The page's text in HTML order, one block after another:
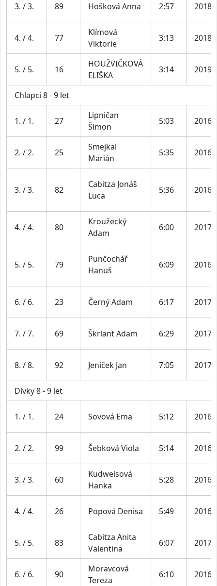
3. / 3. 89 Hošková Anna 2:57 2018
4. / 4. 77
Klímová
Viktorie
3:13 2018
5. / 5. 16
HOUŽVIČKOVÁ
ELIŠKA
3:14 2019
Chlapci 8 - 9 let
1. / 1. 27
Lipničan
Šimon
5:03 2016
2. / 2. 25
Smejkal
Marián
5:35 2016
3. / 3. 82
Cabitza Jonáš
Luca
5:36 2016
4. / 4. 80
Kroužecký
Adam
6:00 2017
5. / 5. 79
Punčochář
Hanuš
6:09 2016
6. / 6. 23 Černý Adam 6:17 2017
7. / 7. 69 Škrlant Adam 6:29 2017
8. / 8. 92 Jeníček Jan 7:05 2017
Dívky 8 - 9 let
1. / 1. 24 Sovová Ema 5:12 2016
2. / 2. 99 Šebková Viola 5:14 2016
3. / 3. 60
Kudweisová
Hanka
5:28 2016
4. / 4. 26 Popová Denisa 5:49 2016
5. / 5. 83
Cabitza Anita
Valentina
6:07 2017
6. / 6. 90
Moravcová
Tereza
6:10 2016